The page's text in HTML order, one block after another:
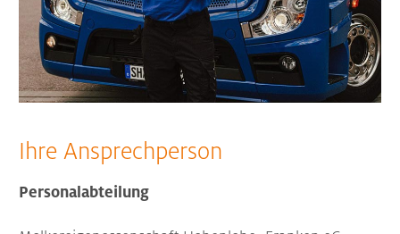
Ihre Ansprechperson
Personalabteilung